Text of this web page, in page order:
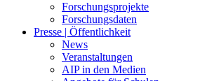
Forschungsprojekte
Forschungsdaten
Presse | Öffentlichkeit
News
Veranstaltungen
AIP in den Medien